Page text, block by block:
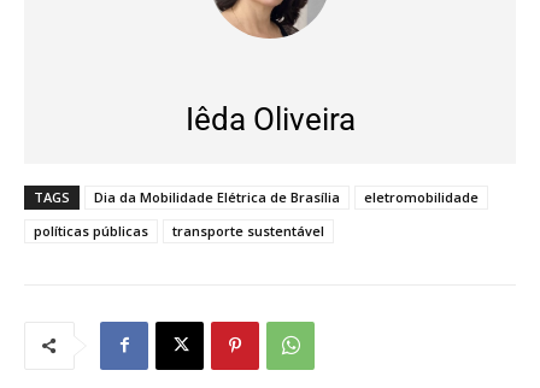
Iêda Oliveira
TAGS Dia da Mobilidade Elétrica de Brasília
eletromobilidade
políticas públicas
transporte sustentável